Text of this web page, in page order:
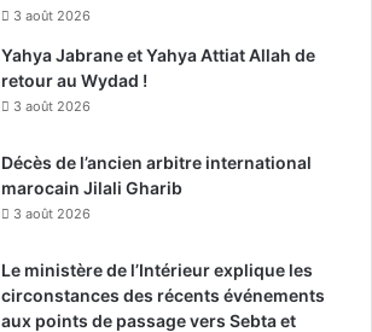
3 août 2026
Yahya Jabrane et Yahya Attiat Allah de
retour au Wydad !
3 août 2026
Décès de l’ancien arbitre international
marocain Jilali Gharib
3 août 2026
Le ministère de l’Intérieur explique les
circonstances des récents événements
aux points de passage vers Sebta et